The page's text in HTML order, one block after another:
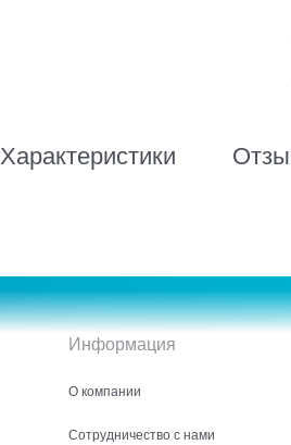
Характеристики
Информация
О компании
Сотрудничество с нами